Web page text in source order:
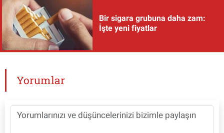
Bir sigara grubuna daha zam:
İşte yeni fiyatlar
Yorumlar